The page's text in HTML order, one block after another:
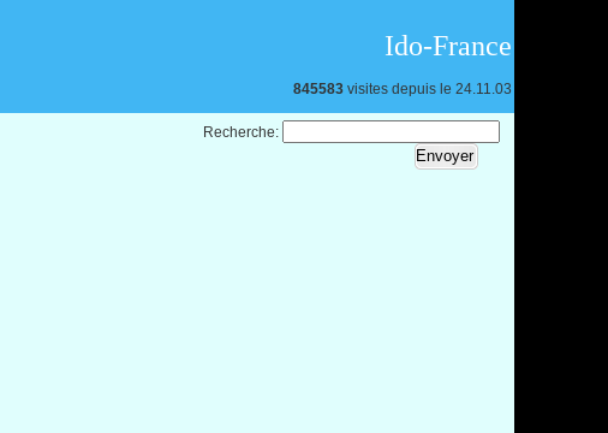
Ido-France
845583 visites depuis le 24.11.03
Recherche: